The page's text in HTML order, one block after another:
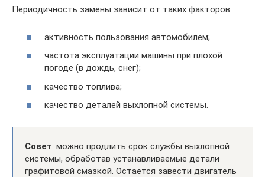
Периодичность замены зависит от таких факторов:
активность пользования автомобилем;
частота эксплуатации машины при плохой
погоде (в дождь, снег);
качество топлива;
качество деталей выхлопной системы.
Совет: можно продлить срок службы выхлопной
системы, обработав устанавливаемые детали
графитовой смазкой. Остается завести двигатель